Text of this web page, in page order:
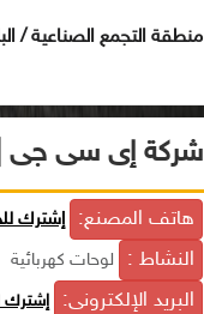
منطقة التجمع الصناعية /
شركة إى سى جى |
هاتف المصنع: إشترك
النشاط : لوحات كهربائية
البريد الإلكترونى: إشترك